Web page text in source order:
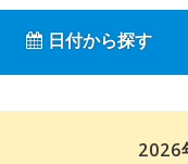
日付から探す
2026